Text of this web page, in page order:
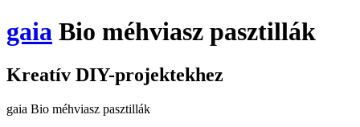
gaia Bio méhviasz pasztillák
Kreatív DIY-projektekhez
gaia Bio méhviasz pasztillák